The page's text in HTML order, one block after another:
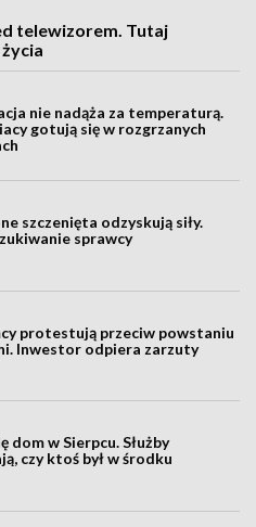
telewizorem. Tutaj
nie nadąża za temperaturą.
gotują się w rozgrzanych
szczenięta odzyskują siły.
sprawcy
protestują przeciw powstaniu
Inwestor odpiera zarzuty
dom w Sierpcu. Służby
czy ktoś był w środku